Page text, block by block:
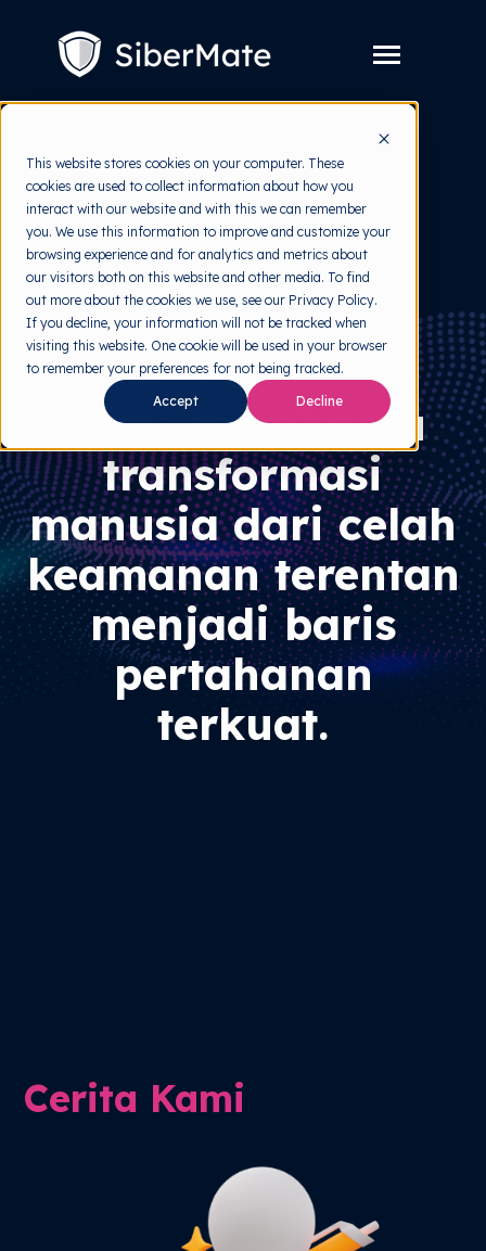
This website stores cookies on your computer. These
cookies are used to collect information about how you
interact with our website and with this we can remember
you. We use this information to improve and customize your
browsing experience and for analytics and metrics about
our visitors both on this website and other media. To find
out more about the cookies we use, see our Privacy Policy.
If you decline, your information will not be tracked when
visiting this website. One cookie will be used in your browser
to remember your preferences for not being tracked.
Accept Decline
Toggle
children
for
Layanan
Harga
Resources Toggle
children
for
Resources
Tools Gratis Toggle
children
for
Tools
Gratis
Tentang
Coba Gratis
Tentang SiberMate
Kami membantu
transformasi
manusia dari celah
keamanan terentan
menjadi baris
pertahanan
terkuat.
Cerita Kami